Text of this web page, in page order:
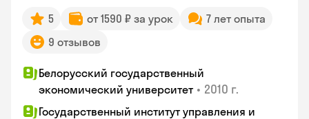
5 от 1590 ₽ за урок
7 лет опыта
9 отзывов
Белорусский государственный
экономический университет • 2010 г.
Государственный институт управления и